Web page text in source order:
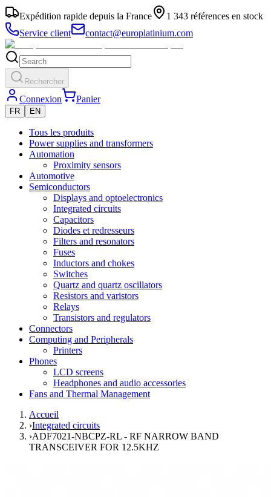
Expédition rapide depuis la France
1 343 références en stock
Service client
contact@europlatinium.com
Rechercher
Connexion Panier
FR EN
Tous les produits
Power supplies and transformers
Automation
Proximity sensors
Automotive
Semiconductors
Displays and optoelectronics
Integrated circuits
Capacitors
Diodes et redresseurs
Filters and resonators
Fuses
Inductors and chokes
Switches
Quartz and quartz oscillators
Resistors and varistors
Relays
Transistors and regulators
Connectors
Computing and Peripherals
Printers
Phones
LCD screens
Headphones and audio accessories
Fans and Thermal Management
Accueil
›Integrated circuits
›ADF7021-NBCPZ-RL - RF NARROW BAND
TRANSCEIVER FOR 12.5KHZ